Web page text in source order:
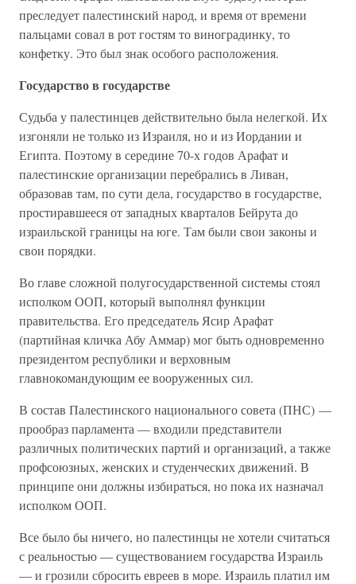
преследует палестинский народ, и время от времени
пальцами совал в рот гостям то виноградинку, то
конфетку. Это был знак особого расположения.
Государство в государстве
Судьба у палестинцев действительно была нелегкой. Их
изгоняли не только из Израиля, но и из Иордании и
Египта. Поэтому в середине 70-х годов Арафат и
палестинские организации перебрались в Ливан,
образовав там, по сути дела, государство в государстве,
простиравшееся от западных кварталов Бейрута до
израильской границы на юге. Там были свои законы и
свои порядки.
Во главе сложной полугосударственной системы стоял
исполком ООП, который выполнял функции
правительства. Его председатель Ясир Арафат
(партийная кличка Абу Аммар) мог быть одновременно
президентом республики и верховным
главнокомандующим ее вооруженных сил.
В состав Палестинского национального совета (ПНС) —
прообраз парламента — входили представители
различных политических партий и организаций, а также
профсоюзных, женских и студенческих движений. В
принципе они должны избираться, но пока их назначал
исполком ООП.
Все было бы ничего, но палестинцы не хотели считаться
с реальностью — существованием государства Израиль
— и грозили сбросить евреев в море. Израиль платил им